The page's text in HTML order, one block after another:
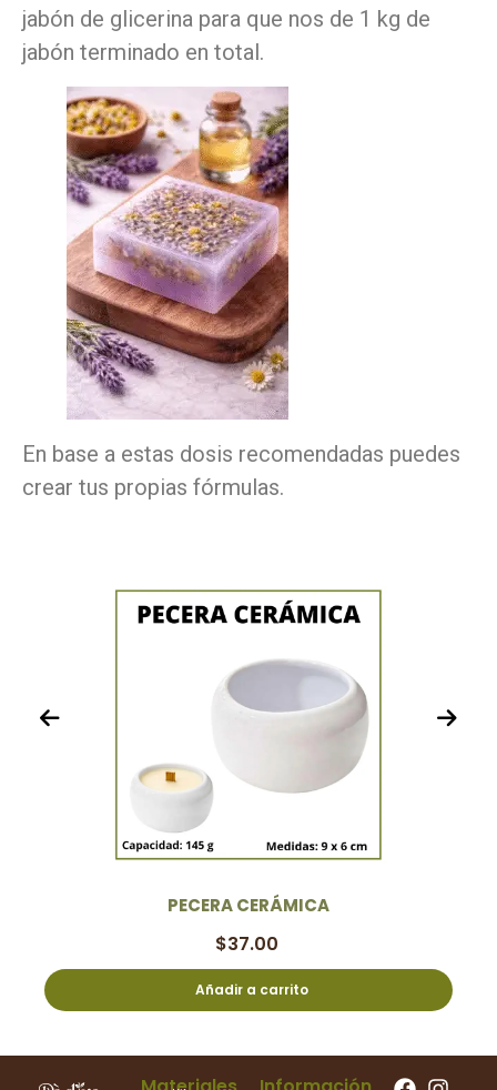
jabón de glicerina para que nos de 1 kg de
jabón terminado en total.
En base a estas dosis recomendadas puedes
crear tus propias fórmulas.
PECERA CERÁMICA
$37.00
Añadir a carrito